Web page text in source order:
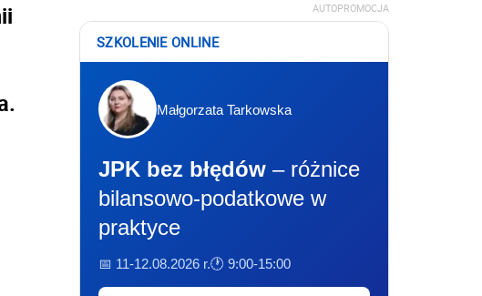
AUTOPROMOCJA
SZKOLENIE ONLINE
Małgorzata Tarkowska
JPK bez błędów – różnice
bilansowo-podatkowe w
praktyce
📅 11-12.08.2026 r.🕐 9:00-15:00